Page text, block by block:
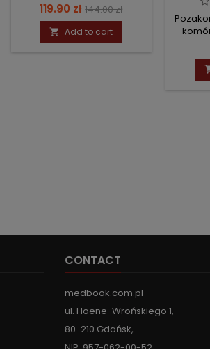
Price
119.90 zł Regular
price
144.00 zł
 Add to cart
CONTACT
medbook.com.pl
ul. Hoene-Wrońskiego 1,
80-210 Gdańsk,